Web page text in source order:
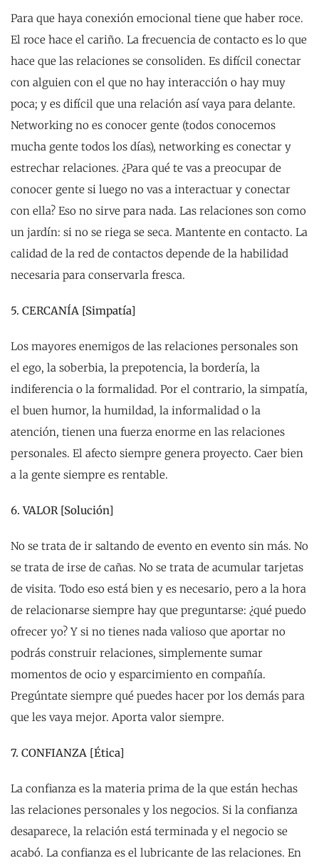
Para que haya conexión emocional tiene que haber roce.
El roce hace el cariño. La frecuencia de contacto es lo que
hace que las relaciones se consoliden. Es difícil conectar
con alguien con el que no hay interacción o hay muy
poca; y es difícil que una relación así vaya para delante.
Networking no es conocer gente (todos conocemos
mucha gente todos los días), networking es conectar y
estrechar relaciones. ¿Para qué te vas a preocupar de
conocer gente si luego no vas a interactuar y conectar
con ella? Eso no sirve para nada. Las relaciones son como
un jardín: si no se riega se seca. Mantente en contacto. La
calidad de la red de contactos depende de la habilidad
necesaria para conservarla fresca.
5. CERCANÍA [Simpatía]
Los mayores enemigos de las relaciones personales son
el ego, la soberbia, la prepotencia, la bordería, la
indiferencia o la formalidad. Por el contrario, la simpatía,
el buen humor, la humildad, la informalidad o la
atención, tienen una fuerza enorme en las relaciones
personales. El afecto siempre genera proyecto. Caer bien
a la gente siempre es rentable.
6. VALOR [Solución]
No se trata de ir saltando de evento en evento sin más. No
se trata de irse de cañas. No se trata de acumular tarjetas
de visita. Todo eso está bien y es necesario, pero a la hora
de relacionarse siempre hay que preguntarse: ¿qué puedo
ofrecer yo? Y si no tienes nada valioso que aportar no
podrás construir relaciones, simplemente sumar
momentos de ocio y esparcimiento en compañía.
Pregúntate siempre qué puedes hacer por los demás para
que les vaya mejor. Aporta valor siempre.
7. CONFIANZA [Ética]
La confianza es la materia prima de la que están hechas
las relaciones personales y los negocios. Si la confianza
desaparece, la relación está terminada y el negocio se
acabó. La confianza es el lubricante de las relaciones. En